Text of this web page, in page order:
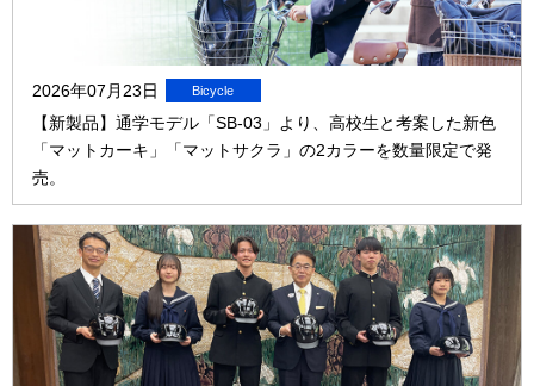
2026年07月23日
【新製品】通学モデル「SB-03」より、高校生と考案した新色
「マットカーキ」「マットサクラ」の2カラーを数量限定で発
売。